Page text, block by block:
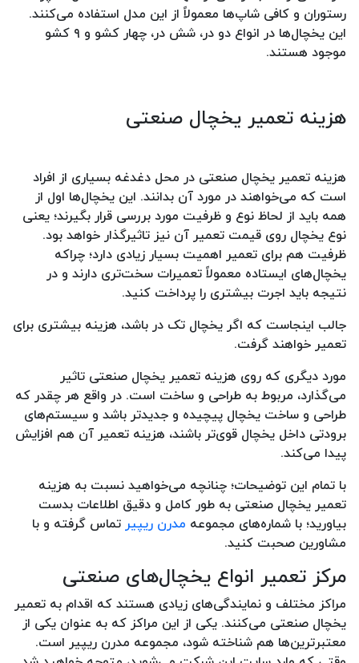
رستوران و کافی شاپ‌ها معمولاً از این مدل استفاده می‌کنند.
این یخچال‌ها در انواع دو در، شش در، چهار کشو و ۹ کشو
موجود هستند.
هزینه تعمیر یخچال صنعتی
هزینه تعمیر یخچال صنعتی در محل دغدغه بسیاری از افراد
است که می‌خواهند در مورد آن بدانند. این یخچال‌ها اول از
همه باید از لحاظ نوع و ظرفیت مورد بررسی قرار بگیرند؛ یعنی
نوع یخچال روی قیمت تعمیر آن نیز تاثیرگذار خواهد بود.
ظرفیت هم برای تعمیر اهمیت بسیار زیادی دارد؛ چراکه
یخچال‌های ایستاده معمولاً تعمیرات سخت‌تری دارند و در
نتیجه باید اجرت بیشتری را پرداخت کنید.
جالب اینجاست که اگر یخچال تک در باشد، هزینه بیشتری برای
تعمیر خواهند گرفت.
مورد دیگری که روی هزینه تعمیر یخچال صنعتی تاثیر
می‌گذارد، مربوط به طراحی و ساخت است. در واقع هر چقدر که
طراحی و ساخت یخچال پیچیده‌ و جدیدتر باشد و سیستم‌های
برودتی داخل یخچال قوی‌تر باشند، هزینه تعمیر آن هم افزایش
پیدا می‌کند.
با تمام این توضیحات؛ چنانچه می‌خواهید نسبت به هزینه
تعمیر یخچال صنعتی به طور کامل و دقیق اطلاعات بدست
بیاورید؛ با شماره‌های مجموعه مدرن ریپیرتماس گرفته و با
مشاورین صحبت کنید.
مرکز تعمیر انواع یخچال‌های صنعتی
مراکز مختلف و نمایندگی‌های زیادی هستند که اقدام به تعمیر
یخچال صنعتی می‌کنند. یکی از این مراکز که به عنوان یکی از
معتبرترین‌‌ها هم شناخته شود، مجموعه مدرن ریپیر است.